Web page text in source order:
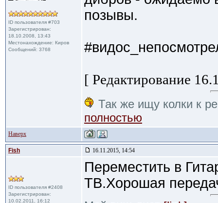
ID пользователя #703
Зарегистрирован:
18.10.2008, 13:43
Местонахождение: Киров
Сообщений: 3768
позывы.
[ Редактирование
Так же ищу колки к
полностью
Наверх
Fish 16.11.2015, 14:54
ID пользователя #2408
Зарегистрирован:
10.02.2011, 16:12
Переместить в
ТВ.Хорошая